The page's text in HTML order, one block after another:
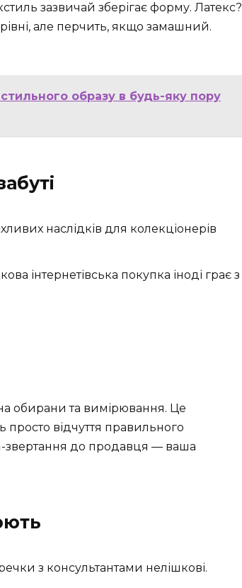
зазвичай зберігає форму. Латекс?
але перчить, якщо замашний.
образу в будь-яку пору
наслідків для колекціонерів
інтернетівська покупка іноді грає з
обирани та вимірювання. Це
просто відчуття правильного
звертання до продавця — ваша
з консультантами нелішкові.